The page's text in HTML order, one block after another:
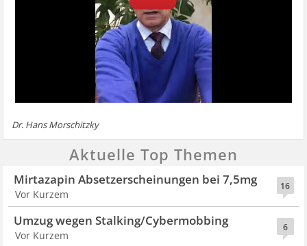
Dr. Hans Morschitzky
Aktuelle Top Themen
16
Mirtazapin Absetzerscheinungen bei 7,5mg
Vor Kurzem
6
Umzug wegen Stalking/Cybermobbing
Vor Kurzem